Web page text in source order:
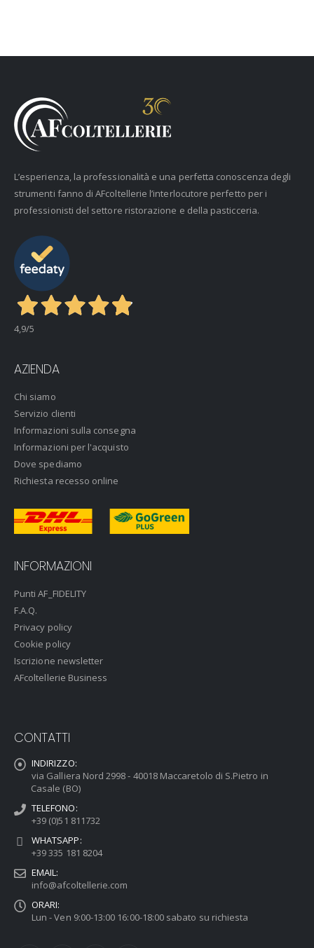
L’esperienza, la professionalità e una perfetta conoscenza degli
strumenti fanno di AFcoltellerie l’interlocutore perfetto per i
professionisti del settore ristorazione e della pasticceria.
4,9/5
AZIENDA
Chi siamo
Servizio clienti
Informazioni sulla consegna
Informazioni per l'acquisto
Dove spediamo
Richiesta recesso online
INFORMAZIONI
Punti AF_FIDELITY
F.A.Q.
Privacy policy
Cookie policy
Iscrizione newsletter
AFcoltellerie Business
CONTATTI
INDIRIZZO:
via Galliera Nord 2998 - 40018 Maccaretolo di S.Pietro in
Casale (BO)
TELEFONO:
+39 (0)51 811732
WHATSAPP:
+39 335 181 8204
EMAIL:
info@afcoltellerie.com
ORARI:
Lun - Ven 9:00-13:00 16:00-18:00 sabato su richiesta